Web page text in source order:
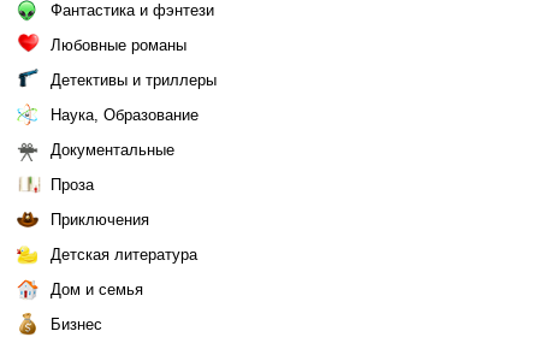
Фантастика и фэнтези
Любовные романы
Детективы и триллеры
Наука, Образование
Документальные
Проза
Приключения
Детская литература
Дом и семья
Бизнес